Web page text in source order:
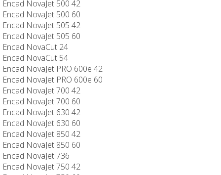
Encad NovaJet 500 42
Encad NovaJet 500 60
Encad NovaJet 505 42
Encad NovaJet 505 60
Encad NovaCut 24
Encad NovaCut 54
Encad NovaJet PRO 600e 42
Encad NovaJet PRO 600e 60
Encad NovaJet 700 42
Encad NovaJet 700 60
Encad NovaJet 630 42
Encad NovaJet 630 60
Encad NovaJet 850 42
Encad NovaJet 850 60
Encad NovaJet 736
Encad NovaJet 750 42